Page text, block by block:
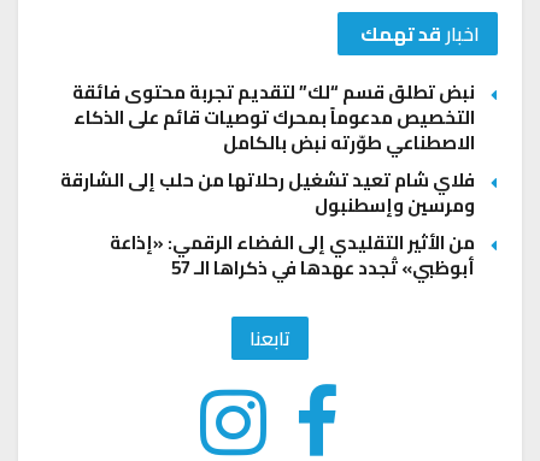
اخبارقد تهمك
نبض تطلق قسم “لك” لتقديم تجربة محتوى فائقة
التخصيص مدعوماً بمحرك توصيات قائم على الذكاء
الاصطناعي طوّرته نبض بالكامل
فلاي شام تعيد تشغيل رحلاتها من حلب إلى الشارقة
ومرسين وإسطنبول
من الأثير التقليدي إلى الفضاء الرقمي: «إذاعة
أبوظبي» تُجدد عهدها في ذكراها الـ 57
تابعنا